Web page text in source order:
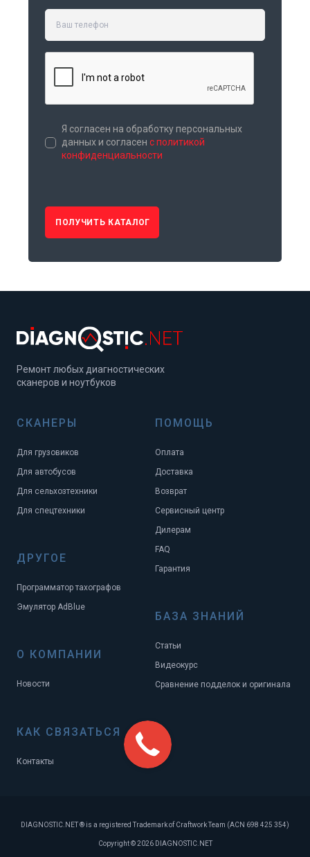
Я согласен на обработку персональных
данных и согласен с политикой
конфиденциальности
ПОЛУЧИТЬ КАТАЛОГ
Ремонт любых диагностических
сканеров и ноутбуков
СКАНЕРЫ
Для грузовиков
Для автобусов
Для сельхозтехники
Для спецтехники
ДРУГОЕ
Программатор тахографов
Эмулятор AdBlue
О КОМПАНИИ
Новости
ПОМОЩЬ
Оплата
Доставка
Возврат
Сервисный центр
Дилерам
FAQ
Гарантия
БАЗА ЗНАНИЙ
Статьи
Видеокурс
Сравнение подделок и оригинала
КАК СВЯЗАТЬСЯ
Контакты
DIAGNOSTIC.NET ® is a registered Trademark of Craftwork Team (ACN 698 425 354)
Copyright © 2026 DIAGNOSTIC.NET